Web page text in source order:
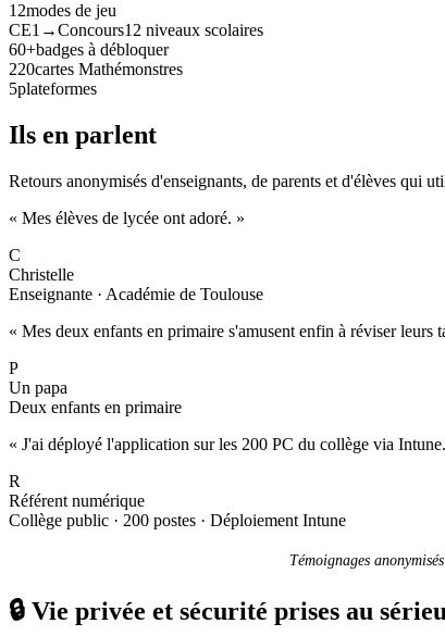
12modes de jeu
CE1→Concours12 niveaux scolaires
60+badges à débloquer
220cartes Mathémonstres
5plateformes
Ils en parlent
Retours anonymisés d'enseignants, de parents et d'élèves qui
« Mes élèves de lycée ont adoré. »
C
Christelle
Enseignante · Académie de Toulouse
« Mes deux enfants en primaire s'amusent enfin à réviser leurs
P
Un papa
Deux enfants en primaire
« J'ai déployé l'application sur les 200 PC du collège via
R
Référent numérique
Collège public · 200 postes · Déploiement Intune
Témoignages
🔒 Vie privée et sécurité prises au